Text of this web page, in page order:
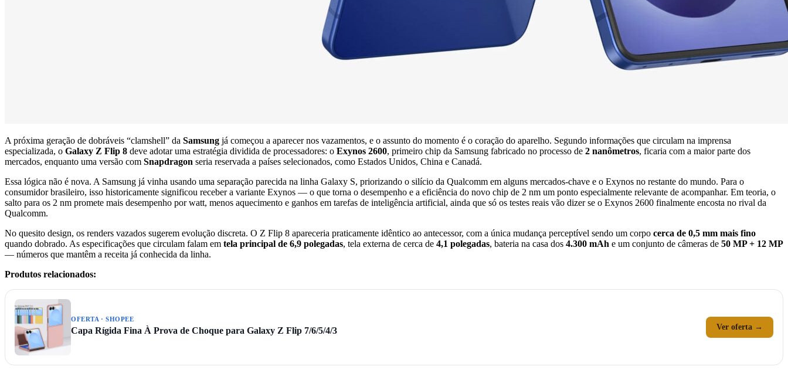
A próxima geração de dobráveis “clamshell” da Samsung já começou a aparecer nos vazamentos, e o assunto do momento é o coração do aparelho. Segundo informações que circulam na imprensa
especializada, o Galaxy Z Flip 8 deve adotar uma estratégia dividida de processadores: o Exynos 2600, primeiro chip da Samsung fabricado no processo de 2 nanômetros, ficaria com a maior parte dos
mercados, enquanto uma versão com Snapdragon seria reservada a países selecionados, como Estados Unidos, China e Canadá.
Essa lógica não é nova. A Samsung já vinha usando uma separação parecida na linha Galaxy S, priorizando o silício da Qualcomm em alguns mercados-chave e o Exynos no restante do mundo. Para o
consumidor brasileiro, isso historicamente significou receber a variante Exynos — o que torna o desempenho e a eficiência do novo chip de 2 nm um ponto especialmente relevante de acompanhar. Em teoria, o
salto para os 2 nm promete mais desempenho por watt, menos aquecimento e ganhos em tarefas de inteligência artificial, ainda que só os testes reais vão dizer se o Exynos 2600 finalmente encosta no rival da
Qualcomm.
No quesito design, os renders vazados sugerem evolução discreta. O Z Flip 8 apareceria praticamente idêntico ao antecessor, com a única mudança perceptível sendo um corpo cerca de 0,5 mm mais fino
quando dobrado. As especificações que circulam falam em tela principal de 6,9 polegadas, tela externa de cerca de 4,1 polegadas, bateria na casa dos 4.300 mAh e um conjunto de câmeras de 50 MP + 12 MP
— números que mantêm a receita já conhecida da linha.
Produtos relacionados:
OFERTA · SHOPEE
Capa Rígida Fina À Prova de Choque para Galaxy Z Flip 7/6/5/4/3 Ver oferta →